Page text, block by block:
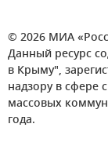
© 2026 МИА
Данный ресурс
в Крыму",
надзору в сфере
массовых
года.